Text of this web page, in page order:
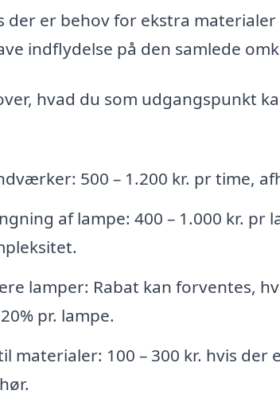
der er behov for ekstra
indflydelse på den samlede
hvad du som udgangspunkt
500 – 1.200 kr. pr time,
af lampe: 400 – 1.000 kr.
lamper: Rabat kan forventes,
pr. lampe.
materialer: 100 – 300 kr. hvis